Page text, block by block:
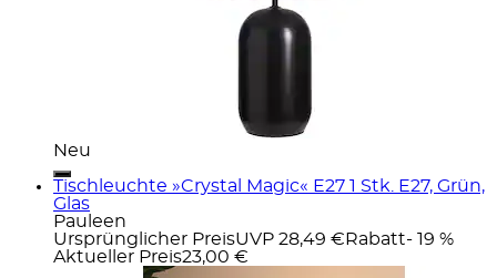
Neu
Tischleuchte »Crystal Magic« E27 1 Stk. E27, Grün,
Glas
Pauleen
Ursprünglicher PreisUVP 28,49 € Rabatt- 19 %
Aktueller Preis23,00 €